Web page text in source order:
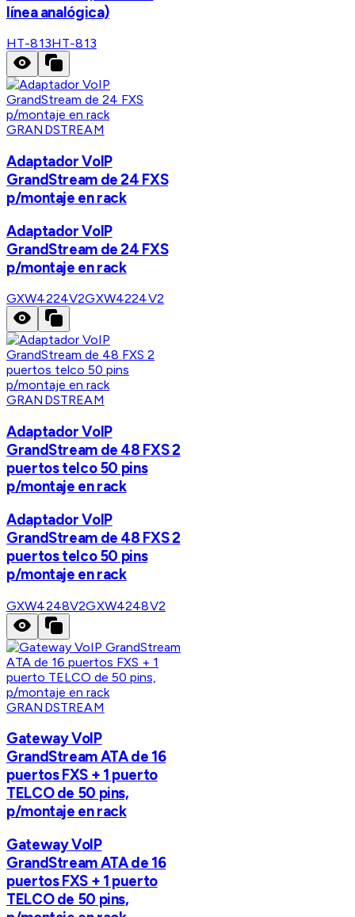
línea analógica)
HT-813HT-813
GRANDSTREAM
Adaptador VoIP
GrandStream de 24 FXS
p/montaje en rack
Adaptador VoIP
GrandStream de 24 FXS
p/montaje en rack
GXW4224V2GXW4224V2
GRANDSTREAM
Adaptador VoIP
GrandStream de 48 FXS 2
puertos telco 50 pins
p/montaje en rack
Adaptador VoIP
GrandStream de 48 FXS 2
puertos telco 50 pins
p/montaje en rack
GXW4248V2GXW4248V2
GRANDSTREAM
Gateway VoIP
GrandStream ATA de 16
puertos FXS + 1 puerto
TELCO de 50 pins,
p/montaje en rack
Gateway VoIP
GrandStream ATA de 16
puertos FXS + 1 puerto
TELCO de 50 pins,